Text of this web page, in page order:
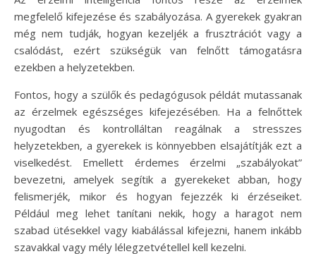
megfelelő kifejezése és szabályozása. A gyerekek gyakran
még nem tudják, hogyan kezeljék a frusztrációt vagy a
csalódást, ezért szükségük van felnőtt támogatásra
ezekben a helyzetekben.
Fontos, hogy a szülők és pedagógusok példát mutassanak
az érzelmek egészséges kifejezésében. Ha a felnőttek
nyugodtan és kontrolláltan reagálnak a stresszes
helyzetekben, a gyerekek is könnyebben elsajátítják ezt a
viselkedést. Emellett érdemes érzelmi „szabályokat”
bevezetni, amelyek segítik a gyerekeket abban, hogy
felismerjék, mikor és hogyan fejezzék ki érzéseiket.
Például meg lehet tanítani nekik, hogy a haragot nem
szabad ütésekkel vagy kiabálással kifejezni, hanem inkább
szavakkal vagy mély lélegzetvétellel kell kezelni.